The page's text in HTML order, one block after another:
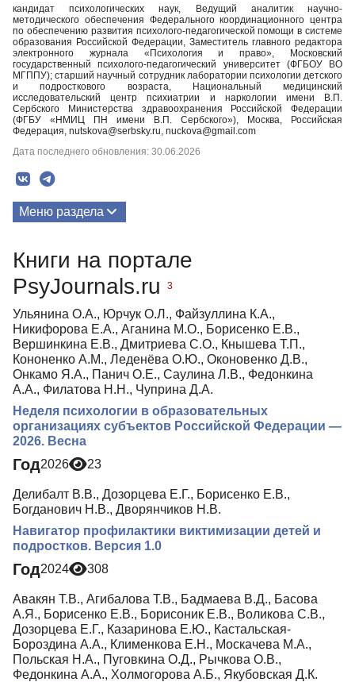
кандидат психологических наук, Ведущий аналитик научно-
методического обеспечения Федерального координационного центра
по обеспечению развития психолого-педагогической помощи в системе
образования Российской Федерации, Заместитель главного редактора
электронного журнала «Психология и право», Московский
государственный психолого-педагогический университет (ФГБОУ ВО
МГППУ); старший научный сотрудник лаборатории психологии детского
и подросткового возраста, Национальный медицинский
исследовательский центр психиатрии и наркологии имени В.П.
Сербского Министерства здравоохранения Российской Федерации
(ФГБУ «НМИЦ ПН имени В.П. Сербского»), Москва, Российская
Федерация, nutskova@serbsky.ru, nuckova@gmail.com
Дата последнего обновления: 30.06.2026
Меню раздела
Книги на портале
PsyJournals.ru
3
Ульянина О.А., Юрчук О.Л., Файзуллина К.А.,
Никифорова Е.А., Аганина М.О., Борисенко Е.В.,
Вершинкина Е.В., Дмитриева С.О., Кнышева Т.П.,
Кононенко А.М., Леденёва О.Ю., Оконовенко Д.В.,
Онкамо Я.А., Панич О.Е., Саулина Л.В., Федонкина
А.А., Филатова Н.Н., Чуприна Д.А.
Неделя психологии в образовательных
организациях субъектов Российской Федерации —
2026. Весна
Год2026 23
Делибалт В.В., Дозорцева Е.Г., Борисенко Е.В.,
Богданович Н.В., Дворянчиков Н.В.
Навигатор профилактики виктимизации детей и
подростков. Версия 1.0
Год2024 308
Авакян Т.В., Агибалова Т.В., Бадмаева В.Д., Басова
А.Я., Борисенко Е.В., Борисоник Е.В., Воликова С.В.,
Дозорцева Е.Г., Казаринова Е.Ю., Кастальская-
Бороздина А.А., Клименкова Е.Н., Москачева М.А.,
Польская Н.А., Пуговкина О.Д., Рычкова О.В.,
Федонкина А.А., Холмогорова А.Б., Якубовская Д.К.